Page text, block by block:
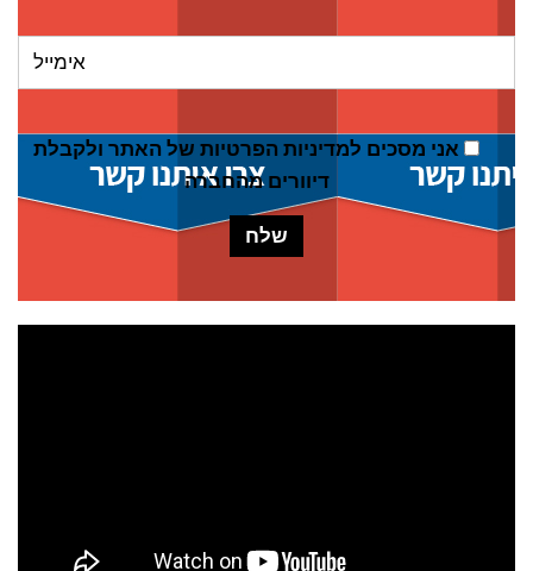
אני מסכים למדיניות הפרטיות של האתר ולקבלת
דיוורים מהחברה